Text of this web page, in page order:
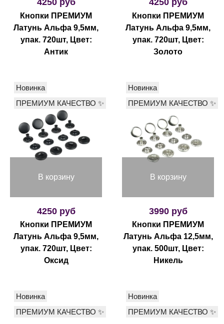
4250 руб
Кнопки ПРЕМИУМ
Латунь Альфа 9,5мм,
упак. 720шт, Цвет:
Антик
4250 руб
Кнопки ПРЕМИУМ
Латунь Альфа 9,5мм,
упак. 720шт, Цвет:
Золото
В корзину
Новинка
ПРЕМИУМ КАЧЕСТВО ✨
4250 руб
Кнопки ПРЕМИУМ
Латунь Альфа 9,5мм,
упак. 720шт, Цвет:
Оксид
В корзину
Новинка
ПРЕМИУМ КАЧЕСТВО ✨
3990 руб
Кнопки ПРЕМИУМ
Латунь Альфа 12,5мм,
упак. 500шт, Цвет:
Никель
Новинка
ПРЕМИУМ КАЧЕСТВО ✨
Новинка
ПРЕМИУМ КАЧЕСТВО ✨